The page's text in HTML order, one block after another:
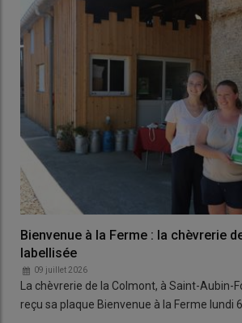
Bienvenue à la Ferme : la chèvrerie
labellisée
09 juillet 2026
La chèvrerie de la Colmont, à Saint-Aubin-
reçu sa plaque Bienvenue à la Ferme lundi